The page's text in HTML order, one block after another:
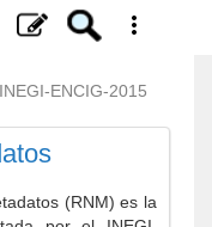
ENCIG-2015
(RNM) es la